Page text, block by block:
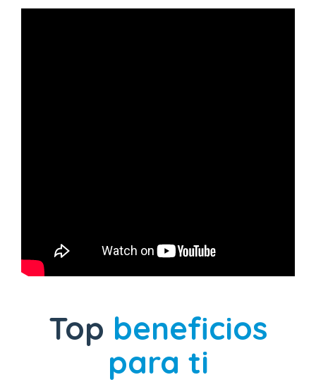
Top beneficios
para ti